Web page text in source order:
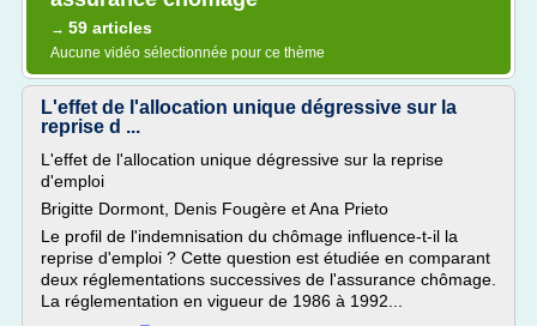
→ 59 articles
Aucune vidéo sélectionnée pour ce thème
L'effet de l'allocation unique dégressive sur la
reprise d ...
L'effet de l'allocation unique dégressive sur la reprise
d'emploi
Brigitte Dormont, Denis Fougère et Ana Prieto
Le profil de l'indemnisation du chômage influence-t-il la
reprise d'emploi ? Cette question est étudiée en comparant
deux réglementations successives de l'assurance chômage.
La réglementation en vigueur de 1986 à 1992...